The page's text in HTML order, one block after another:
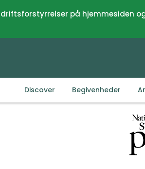
på hjemmesiden
Discover Begivenheder